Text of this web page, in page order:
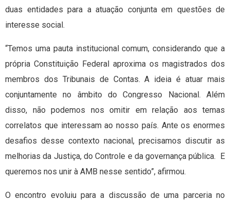
duas entidades para a atuação conjunta em questões de
interesse social.
“Temos uma pauta institucional comum, considerando que a
própria Constituição Federal aproxima os magistrados dos
membros dos Tribunais de Contas. A ideia é atuar mais
conjuntamente no âmbito do Congresso Nacional. Além
disso, não podemos nos omitir em relação aos temas
correlatos que interessam ao nosso país. Ante os enormes
desafios desse contexto nacional, precisamos discutir as
melhorias da Justiça, do Controle e da governança pública. E
queremos nos unir à AMB nesse sentido”, afirmou.
O encontro evoluiu para a discussão de uma parceria no